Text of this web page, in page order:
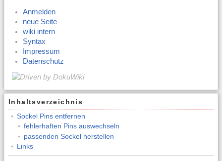
Anmelden
neue Seite
wiki intern
Syntax
Impressum
Datenschutz
Inhaltsverzeichnis
Sockel Pins entfernen
fehlerhaften Pins auswechseln
passenden Sockel herstellen
Links